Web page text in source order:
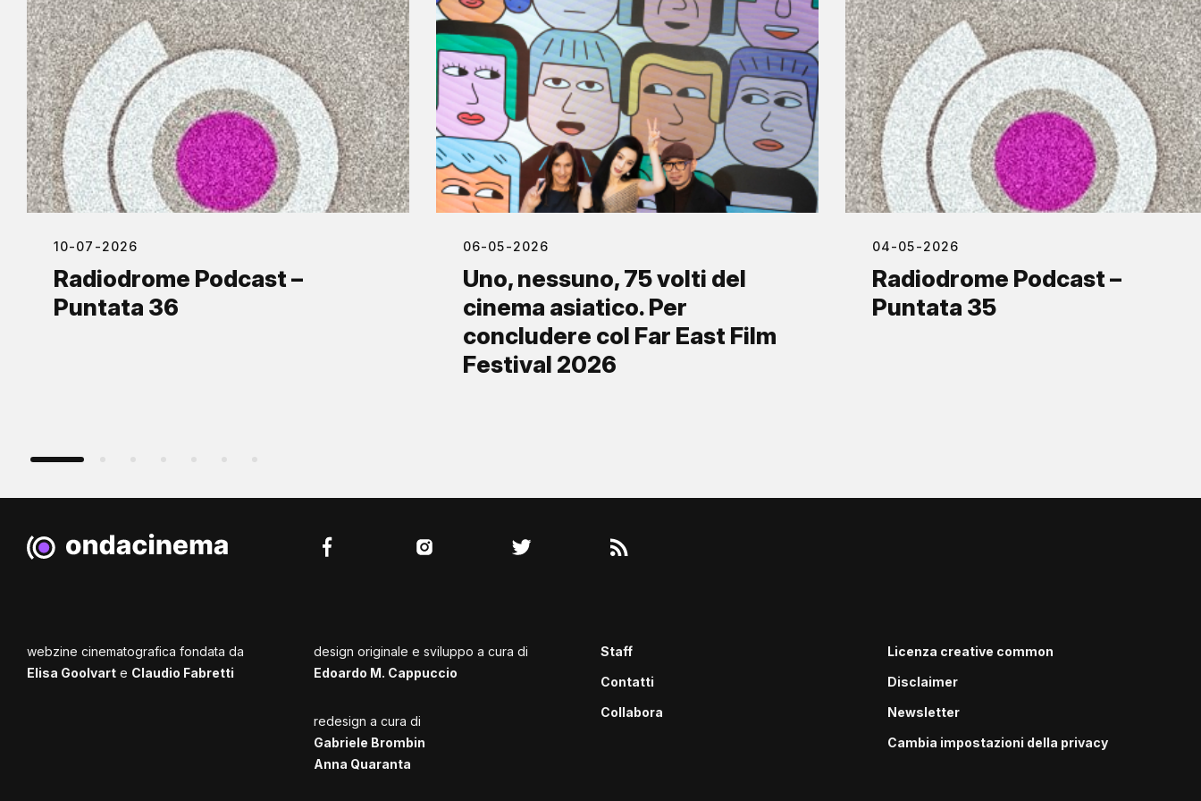
10-07-2026
Radiodrome Podcast –
Puntata 36
06-05-2026
Uno, nessuno, 75 volti del
cinema asiatico. Per
concludere col Far East Film
Festival 2026
04-05-2026
Radiodrome Podcast –
Puntata 35
webzine cinematografica fondata da
Elisa Goolvart e Claudio Fabretti
design originale e sviluppo a cura di
Edoardo M. Cappuccio
redesign a cura di
Gabriele Brombin
Anna Quaranta
Staff
Contatti
Collabora
Licenza creative common
Disclaimer
Newsletter
Cambia impostazioni della privacy